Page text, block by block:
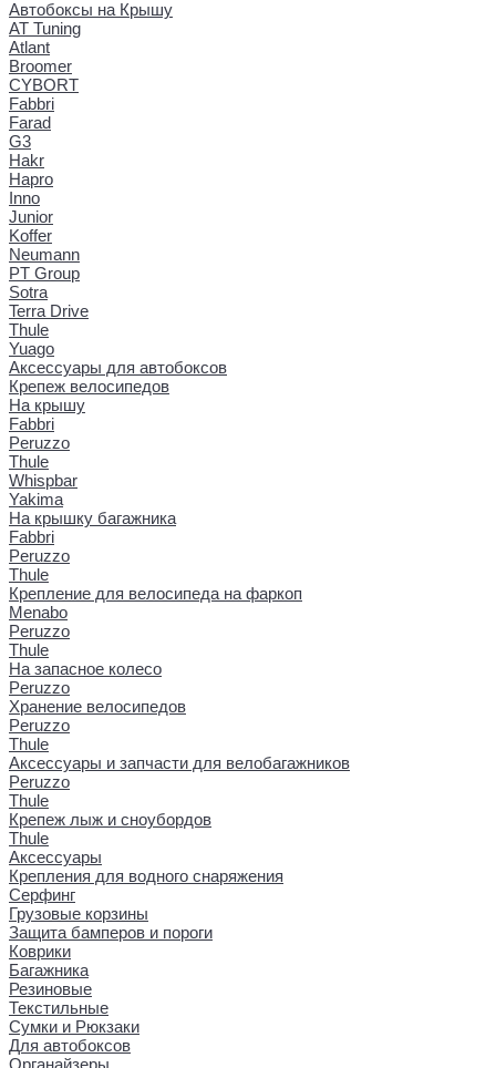
Автобоксы на Крышу
AT Tuning
Atlant
Broomer
CYBORT
Fabbri
Farad
G3
Hakr
Hapro
Inno
Junior
Koffer
Neumann
PT Group
Sotra
Terra Drive
Thule
Yuago
Аксессуары для автобоксов
Крепеж велосипедов
На крышу
Fabbri
Peruzzo
Thule
Whispbar
Yakima
На крышку багажника
Fabbri
Peruzzo
Thule
Крепление для велосипеда на фаркоп
Menabo
Peruzzo
Thule
На запасное колесо
Peruzzo
Хранение велосипедов
Peruzzo
Thule
Аксессуары и запчасти для велобагажников
Peruzzo
Thule
Крепеж лыж и сноубордов
Thule
Аксессуары
Крепления для водного снаряжения
Серфинг
Грузовые корзины
Защита бамперов и пороги
Коврики
Багажника
Резиновые
Текстильные
Сумки и Рюкзаки
Для автобоксов
Органайзеры